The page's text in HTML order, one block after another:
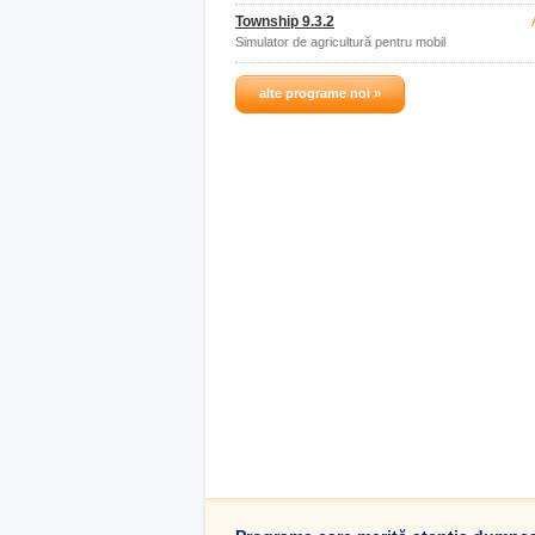
Township 9.3.2
Simulator de agricultură pentru mobil
alte programe noi »